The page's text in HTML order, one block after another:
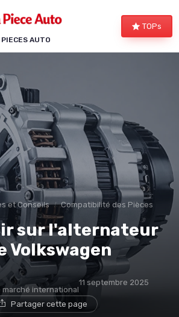
AUTO
TOPs
et Conseils Compatibilité des Pièces
sur l'alternateur
Volkswagen
marché international
11 septembre 2025
Partager cette page
cookies